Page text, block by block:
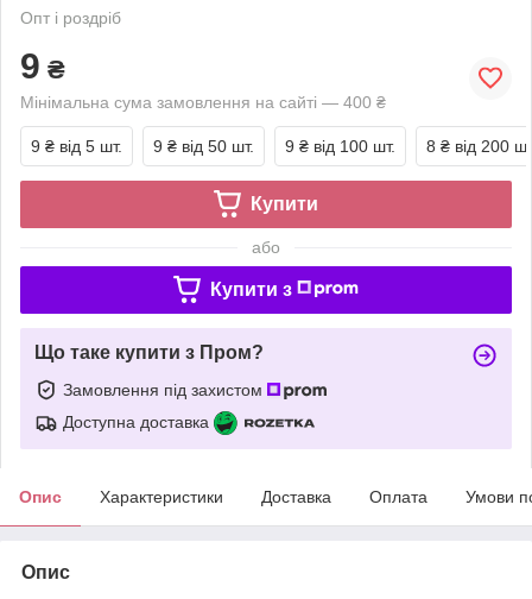
Опт і роздріб
9 ₴
Мінімальна сума замовлення на сайті — 400 ₴
9 ₴ від 5 шт. 9 ₴ від 50 шт. 9 ₴ від 100 шт. 8 ₴ від 200
Купити
або
Купити з
Що таке купити з Пром?
Замовлення під захистом
Доступна доставка
Опис Характеристики Доставка Оплата Умови
Опис